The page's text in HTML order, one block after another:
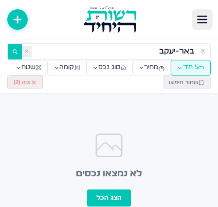
דירות למכירה ולהשכרה — רשות היחיד ✕
5 חד׳ מחיר סוג נכס קומה שטח
שמור חיפוש נקה (2
)
לא נמצאו נכסים
הצג הכל